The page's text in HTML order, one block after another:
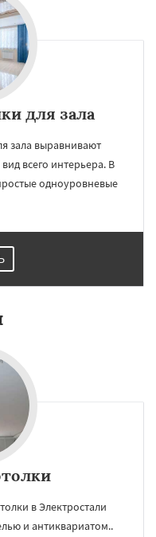
для зала
зала выравнивают
всего интерьера. В
одноуровневые
в Электростали
и антиквариатом..